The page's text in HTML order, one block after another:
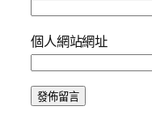
個人網站網址